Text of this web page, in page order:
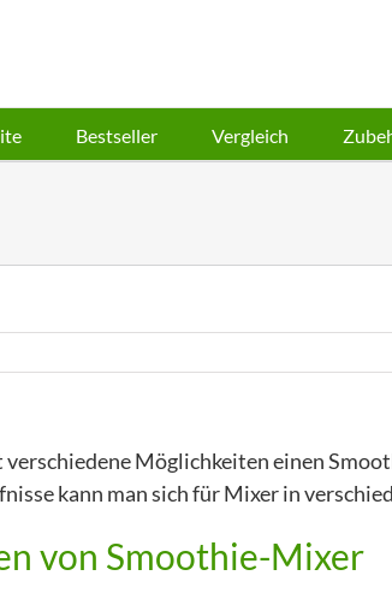
Bestseller Vergleich
verschiedene Möglichkeiten einen
kann man sich für Mixer in
von Smoothie-Mixer